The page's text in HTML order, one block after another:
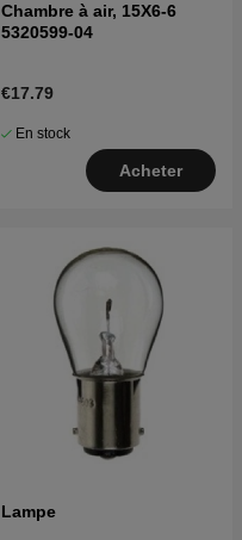
Chambre à air, 15X6-6
5320599-04
€17.79
En stock
Acheter
Lampe